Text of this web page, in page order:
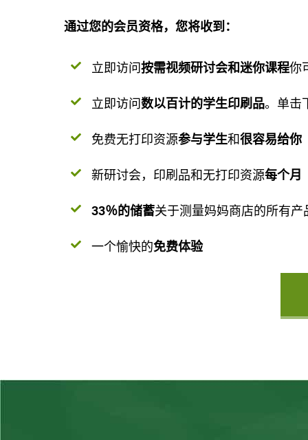
通过您的会员资格，您将收到：
立即访问按需视频研讨会和迷你课程你
立即访问数以百计的学生印刷品。单击
免费无打印资源参与学生和很容易给你
新研讨会，印刷品和无打印资源每个月
33％的储蓄关于测量妈妈商店的所有产
一个愉快的免费体验